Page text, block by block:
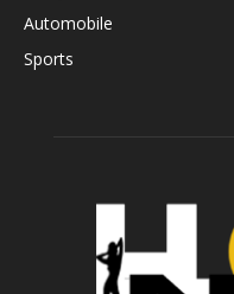
Automobile
Sports